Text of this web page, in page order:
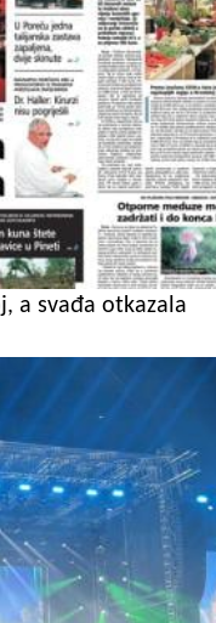
a svađa otkazala